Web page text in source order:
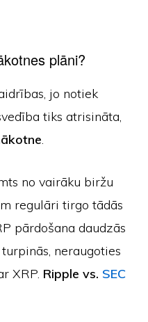
plāni?
jo notiek
tiks atrisināta,
.
no vairāku biržu
regulāri tirgo tādās
pārdošana daudzās
neraugoties
XRP. Ripple vs. SEC